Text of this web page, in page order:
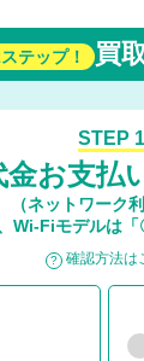
テップ！ 買
STEP 1
金お支払
（ネットワーク
Wi-Fiモデルは「
確認方法は